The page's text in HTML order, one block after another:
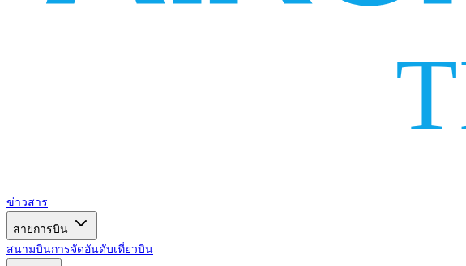
ข่าวสาร
สายการบิน
สนามบินการจัดอันดับเที่ยวบิน